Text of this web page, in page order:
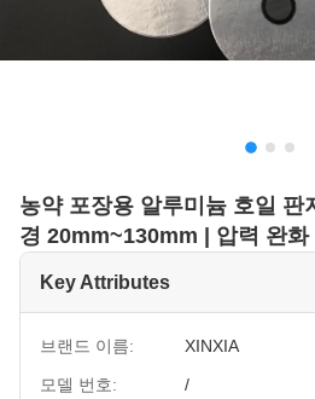
농약 포장용 알루미늄 호일 판
경 20mm~130mm | 압력 완화
Key Attributes
브랜드 이름:
XINXIA
모델 번호:
/